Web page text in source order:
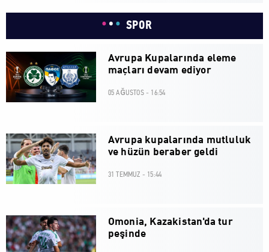
SPOR
Avrupa Kupalarında eleme
maçları devam ediyor
05 AĞUSTOS - 16:54
Avrupa kupalarında mutluluk
ve hüzün beraber geldi
31 TEMMUZ - 15:44
Omonia, Kazakistan'da tur
peşinde